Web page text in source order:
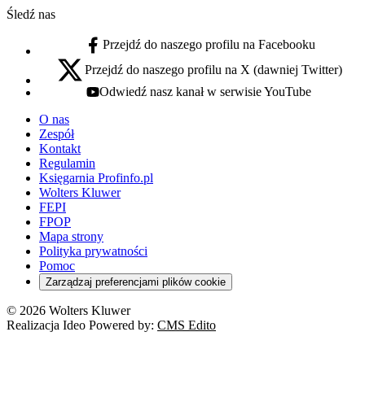
Śledź nas
facebook - otwiera się w nowej karcie
Przejdź do naszego profilu na Facebooku
x - otwiera się w nowej karcie
Przejdź do naszego profilu na X (dawniej Twitter)
youtube - otwiera się w nowej karcie
Odwiedź nasz kanał w serwisie YouTube
O nas
Zespół
Kontakt
Regulamin
Księgarnia Profinfo.pl
Wolters Kluwer
FEPI
FPOP
Mapa strony
Polityka prywatności
Pomoc
Zarządzaj preferencjami plików cookie
© 2026 Wolters Kluwer
Realizacja Ideo Powered by: CMS Edito